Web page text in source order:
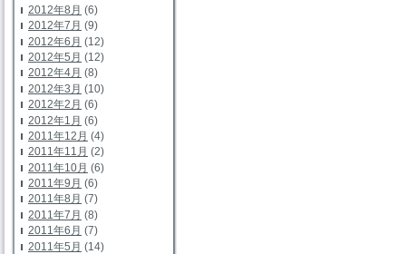
2012年8月 (6)
2012年7月 (9)
2012年6月 (12)
2012年5月 (12)
2012年4月 (8)
2012年3月 (10)
2012年2月 (6)
2012年1月 (6)
2011年12月 (4)
2011年11月 (2)
2011年10月 (6)
2011年9月 (6)
2011年8月 (7)
2011年7月 (8)
2011年6月 (7)
2011年5月 (14)